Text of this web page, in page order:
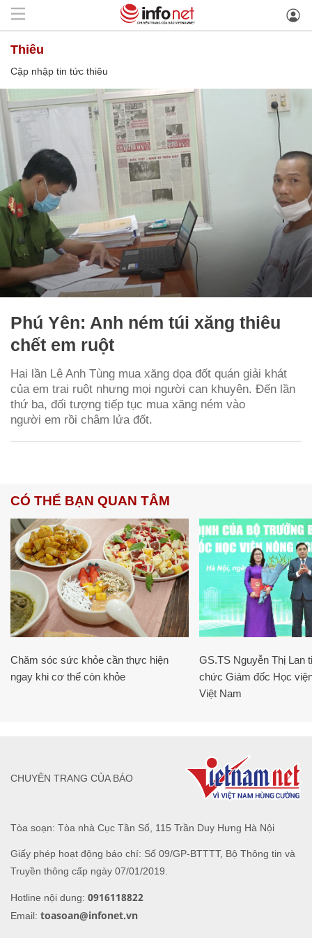
thiêu
Cập nhập tin tức thiêu
Phú Yên: Anh ném túi xăng thiêu
chết em ruột
Hai lần Lê Anh Tùng mua xăng dọa đốt quán giải khát
của em trai ruột nhưng mọi người can khuyên. Đến lần
thứ ba, đối tượng tiếp tục mua xăng ném vào
người em rồi châm lửa đốt.
CÓ THỂ BẠN QUAN TÂM
Chăm sóc sức khỏe cần thực hiện
ngay khi cơ thể còn khỏe
GS.TS Nguyễn Thị Lan
chức Giám đốc Học
Việt Nam
Tòa soạn: Tòa nhà Cục Tần Số, 115 Trần Duy Hưng Hà Nội
Giấy phép hoạt động báo chí: Số 09/GP-BTTTT, Bộ Thông tin và
Truyền thông cấp ngày 07/01/2019.
Hotline nội dung: 0916118822
Email: toasoan@infonet.vn
CHUYÊN TRANG CỦA BÁO